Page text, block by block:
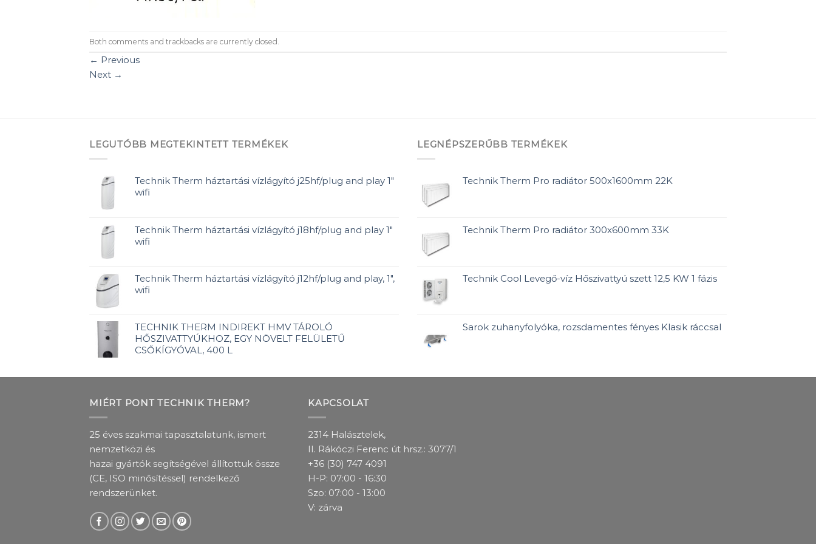
Both comments and trackbacks are currently closed.
← Previous
Next →
LEGUTÓBB MEGTEKINTETT TERMÉKEK
Technik Therm háztartási vízlágyító j25hf/plug and play 1"
wifi
Technik Therm háztartási vízlágyító j18hf/plug and play 1"
wifi
Technik Therm háztartási vízlágyító j12hf/plug and play, 1",
wifi
TECHNIK THERM INDIREKT HMV TÁROLÓ
HŐSZIVATTYÚKHOZ, EGY NÖVELT FELÜLETŰ
CSŐKÍGYÓVAL, 400 L
LEGNÉPSZERŰBB TERMÉKEK
Technik Therm Pro radiátor 500x1600mm 22K
Technik Therm Pro radiátor 300x600mm 33K
Technik Cool Levegő-víz Hőszivattyú szett 12,5 KW 1 fázis
Sarok zuhanyfolyóka, rozsdamentes fényes Klasik ráccsal
MIÉRT PONT TECHNIK THERM?
25 éves szakmai tapasztalatunk, ismert
nemzetközi és
hazai gyártók segítségével állítottuk össze
(CE, ISO minősítéssel) rendelkező
rendszerünket.
KAPCSOLAT
2314 Halásztelek,
II. Rákóczi Ferenc út hrsz.: 3077/1
+36 (30) 747 4091
H-P: 07:00 - 16:30
Szo: 07:00 - 13:00
V: zárva